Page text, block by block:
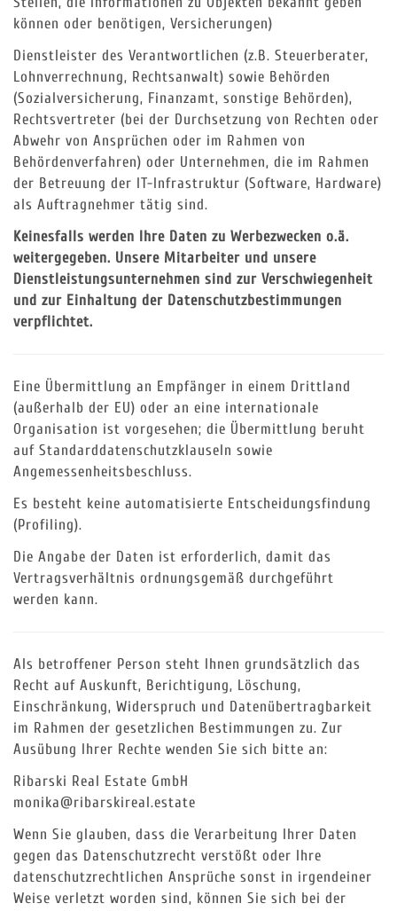
können oder benötigen, Versicherungen)
Dienstleister des Verantwortlichen (z.B. Steuerberater,
Lohnverrechnung, Rechtsanwalt) sowie Behörden
(Sozialversicherung, Finanzamt, sonstige Behörden),
Rechtsvertreter (bei der Durchsetzung von Rechten oder
Abwehr von Ansprüchen oder im Rahmen von
Behördenverfahren) oder Unternehmen, die im Rahmen
der Betreuung der IT-Infrastruktur (Software, Hardware)
als Auftragnehmer tätig sind.
Keinesfalls werden Ihre Daten zu Werbezwecken o.ä.
weitergegeben. Unsere Mitarbeiter und unsere
Dienstleistungsunternehmen sind zur Verschwiegenheit
und zur Einhaltung der Datenschutzbestimmungen
verpflichtet.
Eine Übermittlung an Empfänger in einem Drittland
(außerhalb der EU) oder an eine internationale
Organisation ist vorgesehen; die Übermittlung beruht
auf Standarddatenschutzklauseln sowie
Angemessenheitsbeschluss.
Es besteht keine automatisierte Entscheidungsfindung
(Profiling).
Die Angabe der Daten ist erforderlich, damit das
Vertragsverhältnis ordnungsgemäß durchgeführt
werden kann.
Als betroffener Person steht Ihnen grundsätzlich das
Recht auf Auskunft, Berichtigung, Löschung,
Einschränkung, Widerspruch und Datenübertragbarkeit
im Rahmen der gesetzlichen Bestimmungen zu. Zur
Ausübung Ihrer Rechte wenden Sie sich bitte an:
Ribarski Real Estate GmbH
monika@ribarskireal.estate
Wenn Sie glauben, dass die Verarbeitung Ihrer Daten
gegen das Datenschutzrecht verstößt oder Ihre
datenschutzrechtlichen Ansprüche sonst in irgendeiner
Weise verletzt worden sind, können Sie sich bei der